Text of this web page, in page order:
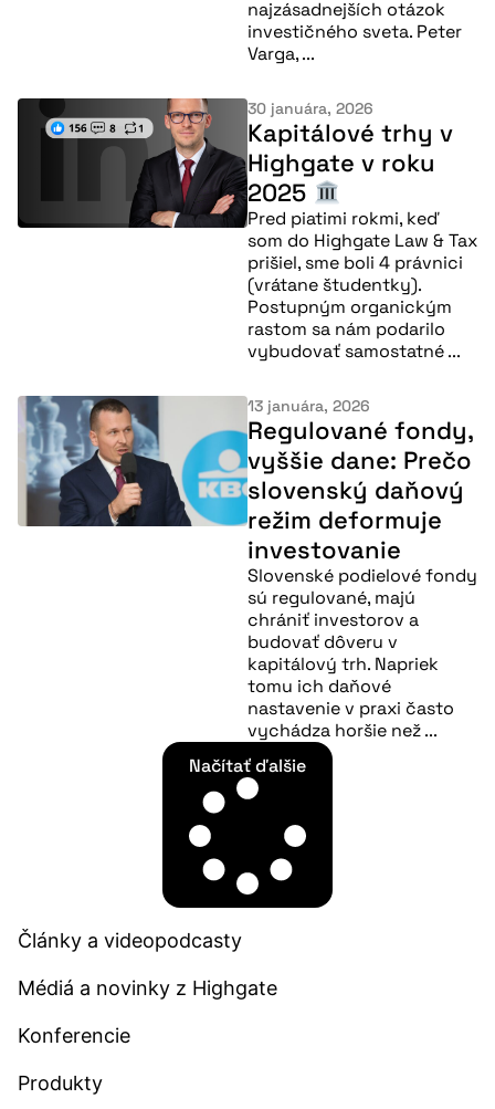
Články a videopodcasty​
Médiá a novinky z Highgate
Konferencie
Produkty
najzásadnejších otázok
investičného sveta. Peter
Varga, ...
30 januára, 2026
Kapitálové trhy v
Highgate v roku
2025
Pred piatimi rokmi, keď
som do Highgate Law & Tax
prišiel, sme boli 4 právnici
(vrátane študentky).
Postupným organickým
rastom sa nám podarilo
vybudovať samostatné ...
13 januára, 2026
Regulované fondy,
vyššie dane: Prečo
slovenský daňový
režim deformuje
investovanie
Slovenské podielové fondy
sú regulované, majú
chrániť investorov a
budovať dôveru v
kapitálový trh. Napriek
tomu ich daňové
nastavenie v praxi často
vychádza horšie než ...
Načítať ďalšie
Viac informácií